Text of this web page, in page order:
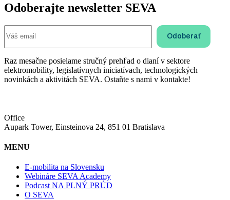
Odoberajte newsletter SEVA
Raz mesačne posielame stručný prehľad o dianí v sektore
elektromobility, legislatívnych iniciatívach, technologických
novinkách a aktivitách SEVA. Ostaňte s nami v kontakte!
Office
Aupark Tower, Einsteinova 24, 851 01 Bratislava
MENU
E-mobilita na Slovensku
Webináre SEVA Academy
Podcast NA PLNÝ PRÚD
O SEVA